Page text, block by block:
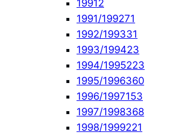
19912
1991/199271
1992/199331
1993/199423
1994/1995223
1995/1996360
1996/1997153
1997/1998368
1998/1999221